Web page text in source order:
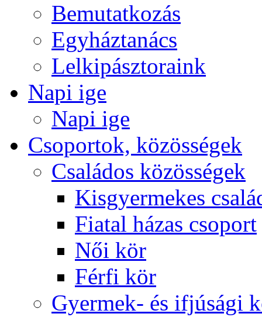
Bemutatkozás
Egyháztanács
Lelkipásztoraink
Napi ige
Napi ige
Csoportok, közösségek
Családos közösségek
Kisgyermekes
Fiatal házas csoport
Női kör
Férfi kör
Gyermek- és ifjúsági